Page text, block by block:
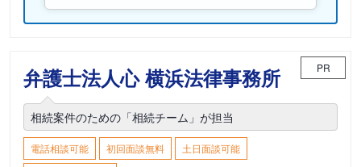
弁護士法人心 横浜法律事務所 PR
相続案件のための「相続チーム」が担当
電話相談可能 初回面談無料
土日面談可能